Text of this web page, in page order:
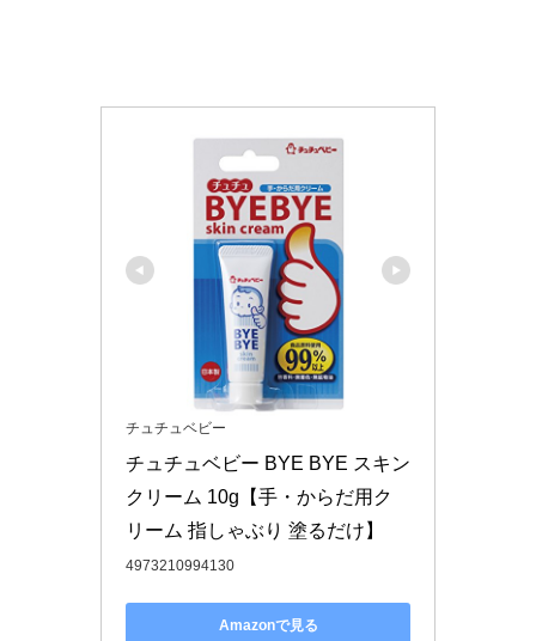
チュチュベビー
チュチュベビー BYE BYE スキン
クリーム 10g【手・からだ用ク
リーム 指しゃぶり 塗るだけ】
4973210994130
Amazonで見る